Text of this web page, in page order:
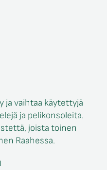
ja vaihtaa käytettyjä
ja pelikonsoleita.
joista toinen
Raahessa.